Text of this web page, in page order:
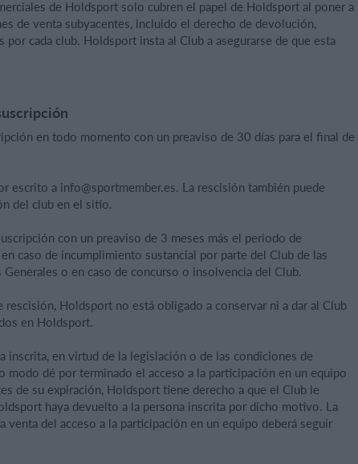
de Holdsport solo cubren el papel de Holdsport al poner a
de venta subyacentes, incluido el derecho de devolución,
por cada club. Holdsport insta al Club a asegurarse de que esta
en todo momento con un preaviso de 30 días para el final de
escrito a info@sportmember.es. La rescisión también puede
del club en el sitio.
con un preaviso de 3 meses más el periodo de
caso de incumplimiento sustancial por parte del Club de las
o en caso de concurso o insolvencia del Club.
Holdsport no está obligado a conservar ni a dar al Club
en Holdsport.
inscrita, en virtud de la legislación o de las condiciones de
modo dé por terminado el acceso a la participación en un equipo
de su expiración, Holdsport tiene derecho a que el Club le
haya devuelto a la persona inscrita por dicho motivo. La
del acceso a la participación en un equipo deberá seguir